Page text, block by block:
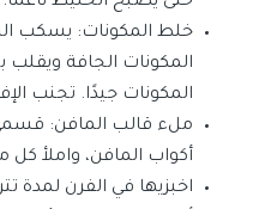
خلط المكونات: يسكب
المكونات الجافة
المكونات جيدًا. تجنب
ملء قالب المافن:
أكواب المافن، واملأ كل